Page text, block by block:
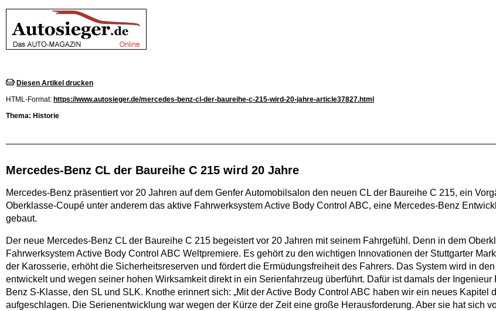
Diesen Artikel drucken
HTML-Format: https://www.autosieger.de/mercedes-benz-cl-der-baureihe-c-215-wird-20-jahre-article37827.html
Thema: Historie
Mercedes-Benz CL der Baureihe C 215 wird 20 Jahre
Mercedes-Benz präsentiert vor 20 Jahren auf dem Genfer Automobilsalon den neuen CL der Baureihe C 215, ein
Oberklasse-Coupé unter anderem das aktive Fahrwerksystem Active Body Control ABC, eine Mercedes-Benz
gebaut.
Der neue Mercedes-Benz CL der Baureihe C 215 begeistert vor 20 Jahren mit seinem Fahrgefühl. Denn in dem
Fahrwerksystem Active Body Control ABC Weltpremiere. Es gehört zu den wichtigen Innovationen der Stuttgarter
der Karosserie, erhöht die Sicherheitsreserven und fördert die Ermüdungsfreiheit des Fahrers. Das System wird in
entwickelt und wegen seiner hohen Wirksamkeit direkt in ein Serienfahrzeug überführt. Dafür ist damals der
Benz S-Klasse, den SL und SLK. Knothe erinnert sich: „Mit der Active Body Control ABC haben wir ein neues
aufgeschlagen. Die Serienentwicklung war wegen der Kürze der Zeit eine große Herausforderung. Aber sie hat sich